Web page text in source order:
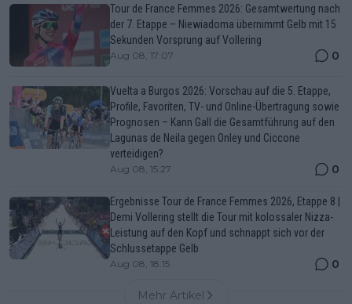
Tour de France Femmes 2026: Gesamtwertung nach
der 7. Etappe – Niewiadoma übernimmt Gelb mit 15
Sekunden Vorsprung auf Vollering
Aug 08, 17:07 0
Vuelta a Burgos 2026: Vorschau auf die 5. Etappe,
Profile, Favoriten, TV- und Online-Übertragung sowie
Prognosen – Kann Gall die Gesamtführung auf den
Lagunas de Neila gegen Onley und Ciccone
verteidigen?
Aug 08, 15:27 0
Ergebnisse Tour de France Femmes 2026, Etappe 8 |
Demi Vollering stellt die Tour mit kolossaler Nizza-
Leistung auf den Kopf und schnappt sich vor der
Schlussetappe Gelb
Aug 08, 18:15 0
Mehr Artikel